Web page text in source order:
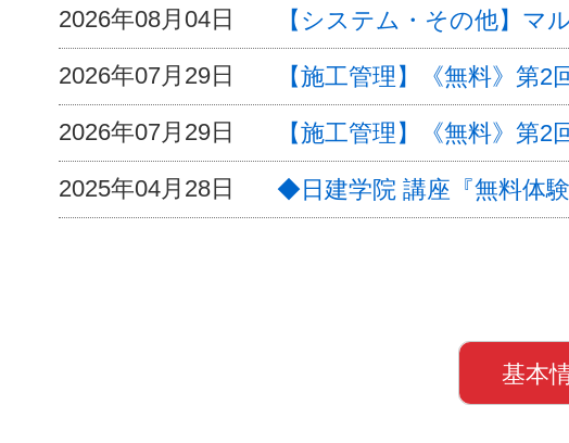
2026年08月04日 【システム・その他】マ
2026年07月29日 【施工管理】《無料》第
2026年07月29日 【施工管理】《無料》第
2025年04月28日 ◆日建学院 講座『無料体験
基本